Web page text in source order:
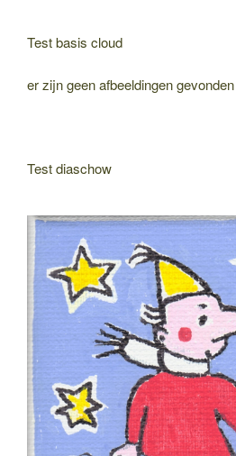
Test basis cloud
er zijn geen afbeeldingen gevonden
Test diaschow